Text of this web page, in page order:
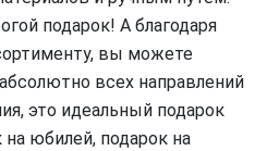
подарок! А благодаря
вы можете
всех направлений
это идеальный подарок
юбилей, подарок на